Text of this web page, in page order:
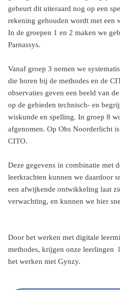
gebeurt dit uiteraard nog op een
rekening gehouden wordt met een
In de groepen 1 en 2 maken we
Parnassys.
Vanaf groep 3 nemen we
die horen bij de methodes en de
observaties geven een beeld van
op de gebieden technisch- en
wiskunde en spelling. In groep 8
afgenomen. Op Obs Noorderlicht
CITO.
Deze gegevens in combinatie met
leerkrachten kunnen we daardoor
een afwijkende ontwikkeling laat
verwachting, en kunnen we hier
Door het werken met digitale
methodes, krijgen onze leerlingen
het werken met Gynzy.